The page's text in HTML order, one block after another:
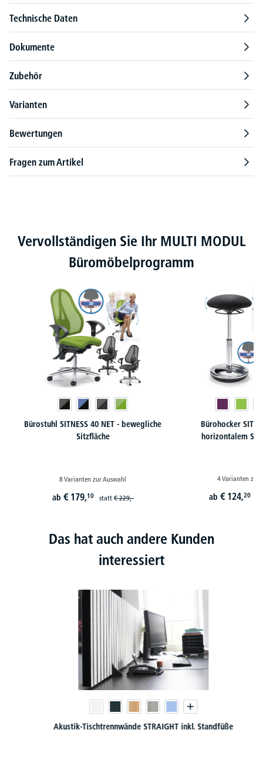
Technische Daten
Dokumente
Zubehör
Varianten
Bewertungen
Fragen zum Artikel
Produktgalerie überspringen
Vervollständigen Sie Ihr MULTI MODUL
Büromöbelprogramm
Bürostuhl SITNESS 40 NET - bewegliche
Sitzfläche
8 Varianten zur Auswahl
ab € 179,10 statt€ 229,-
Bürohocker
horizontalem
4 Varianten zur
ab € 124,20
Das hat auch andere Kunden
interessiert
Akustik-Tischtrennwände STRAIGHT inkl. Standfüße